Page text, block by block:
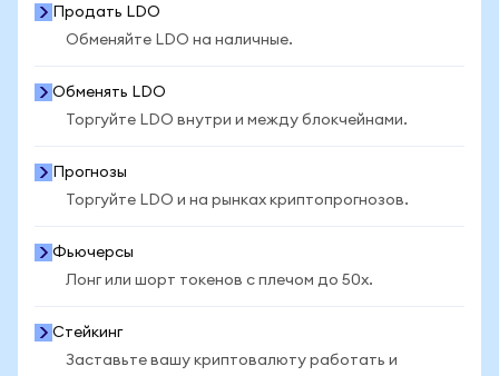
Продать LDO
Обменяйте LDO на наличные.
Обменять LDO
Торгуйте LDO внутри и между блокчейнами.
Прогнозы
Торгуйте LDO и на рынках криптопрогнозов.
Фьючерсы
Лонг или шорт токенов с плечом до 50x.
Стейкинг
Заставьте вашу криптовалюту работать и